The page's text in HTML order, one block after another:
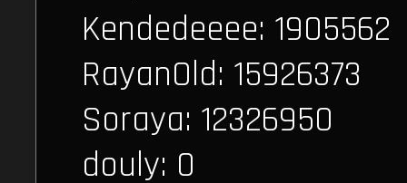
Kendedeeee: 1905562
RayanOld: 15926373
Soraya: 12326950
douly: 0